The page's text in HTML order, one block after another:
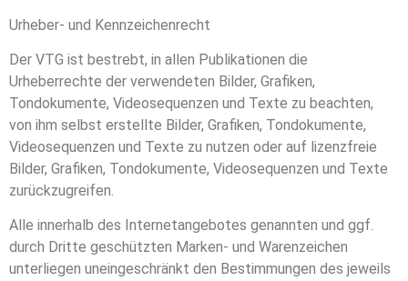
Urheber- und Kennzeichenrecht
Der VTG ist bestrebt, in allen Publikationen die
Urheberrechte der verwendeten Bilder, Grafiken,
Tondokumente, Videosequenzen und Texte zu beachten,
von ihm selbst erstellte Bilder, Grafiken, Tondokumente,
Videosequenzen und Texte zu nutzen oder auf lizenzfreie
Bilder, Grafiken, Tondokumente, Videosequenzen und Texte
zurückzugreifen.
Alle innerhalb des Internetangebotes genannten und ggf.
durch Dritte geschützten Marken- und Warenzeichen
unterliegen uneingeschränkt den Bestimmungen des jeweils